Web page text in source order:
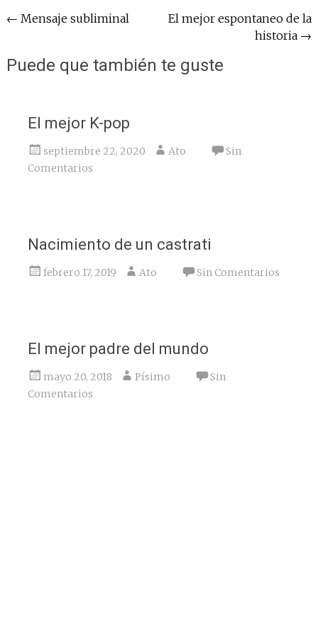
Navegación
entradas
← Mensaje subliminal
El mejor espontaneo de la
historia →
Puede que también te guste
El mejor K-pop
septiembre 22, 2020 Ato
Sin
Comentarios
Nacimiento de un castrati
febrero 17, 2019 Ato Sin Comentarios
El mejor padre del mundo
mayo 20, 2018 Písimo
Sin
Comentarios